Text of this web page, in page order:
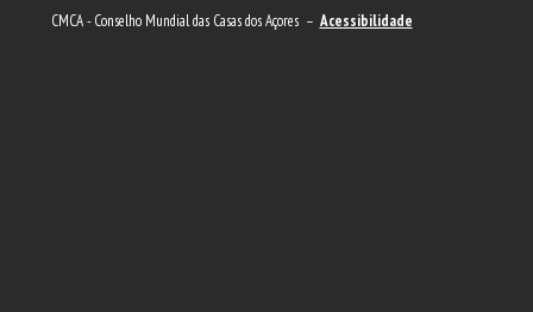
CMCA - Conselho Mundial das Casas dos Açores – Acessibilidade